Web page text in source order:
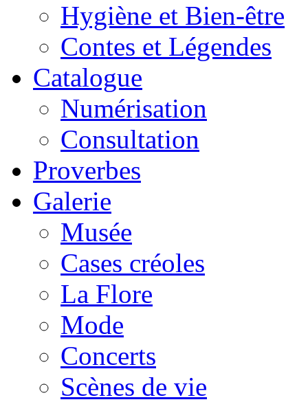
Hygiène et Bien-être
Contes et Légendes
Catalogue
Numérisation
Consultation
Proverbes
Galerie
Musée
Cases créoles
La Flore
Mode
Concerts
Scènes de vie